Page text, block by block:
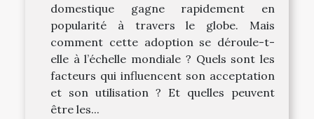
domestique gagne rapidement en
popularité à travers le globe. Mais
comment cette adoption se déroule-t-
elle à l’échelle mondiale ? Quels sont les
facteurs qui influencent son acceptation
et son utilisation ? Et quelles peuvent
être les...